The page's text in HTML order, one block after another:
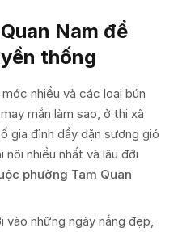
Nam để
thống
nhiều và các loại bún
mắn làm sao, ở thị xã
gia đình dầy dặn sương gió
nhiều nhất và lâu đời
phường Tam Quan
những ngày nắng đẹp,